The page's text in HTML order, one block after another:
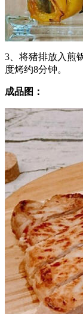
3、将猪排放入煎
度烤约8分钟。
成品图：